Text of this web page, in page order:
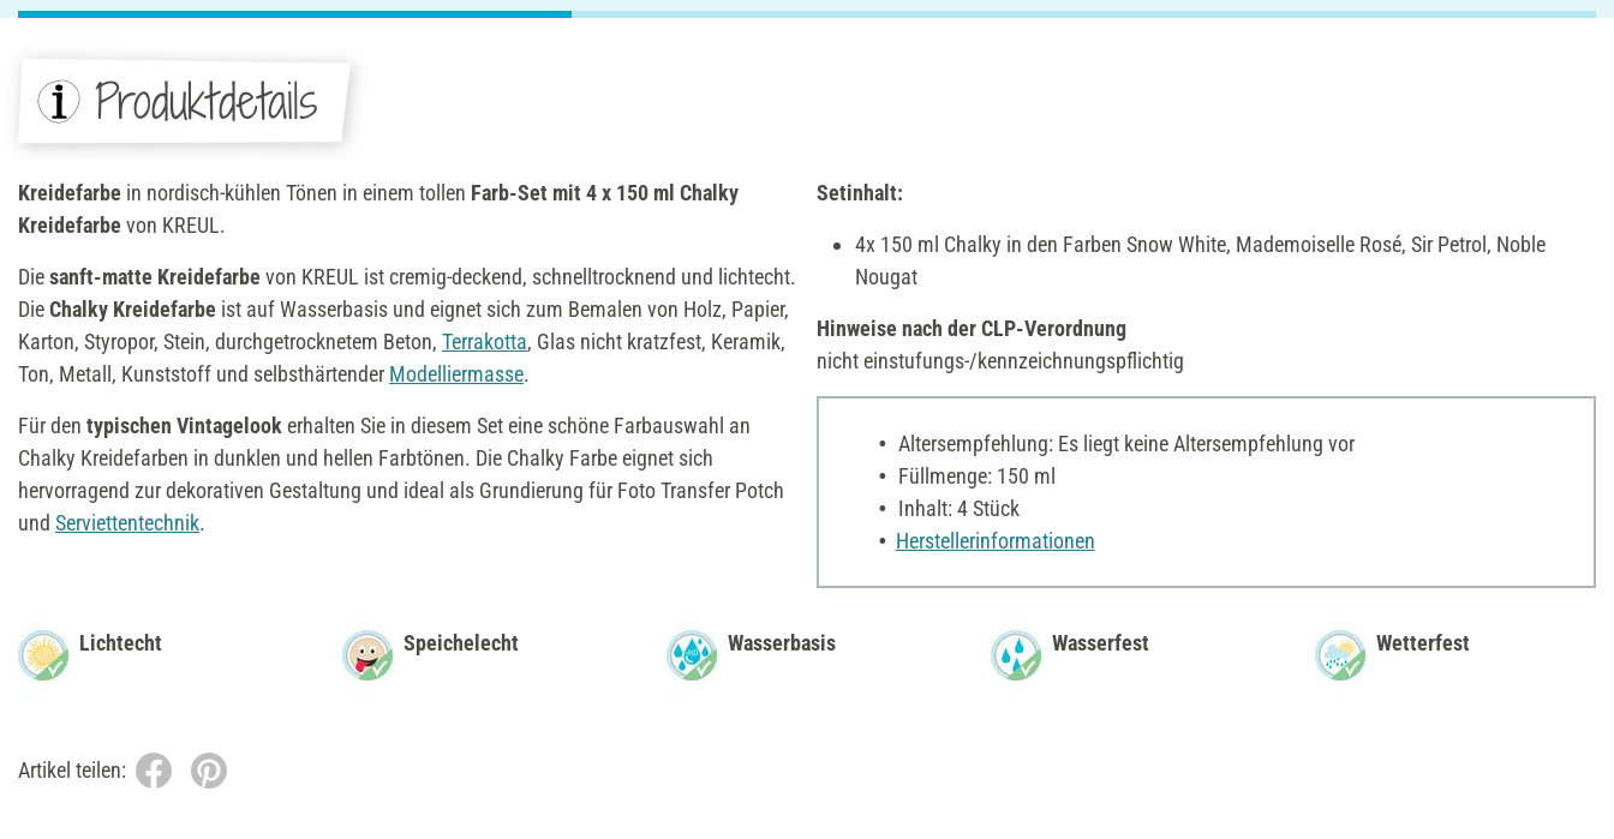
Produktdetails
Kreidefarbe in nordisch-kühlen Tönen in einem tollen Farb-Set mit 4 x 150 ml Chalky
Kreidefarbe von KREUL.
Diesanft-matte Kreidefarbe von KREUL ist cremig-deckend, schnelltrocknend und lichtecht.
DieChalky Kreidefarbe ist auf Wasserbasis und eignet sich zum Bemalen von Holz, Papier,
Karton, Styropor, Stein, durchgetrocknetem Beton, Terrakotta, Glas nicht kratzfest, Keramik,
Ton, Metall, Kunststoff und selbsthärtender Modelliermasse.
Für den typischen Vintagelook erhalten Sie in diesem Set eine schöne Farbauswahl an
Chalky Kreidefarben in dunklen und hellen Farbtönen. Die Chalky Farbe eignet sich
hervorragend zur dekorativen Gestaltung und ideal als Grundierung für Foto Transfer Potch
und Serviettentechnik.
Setinhalt:
4x 150 ml Chalky in den Farben Snow White, Mademoiselle Rosé, Sir Petrol, Noble
Nougat
Hinweise nach der CLP-Verordnung
nicht einstufungs-/kennzeichnungspflichtig
Altersempfehlung: Es liegt keine Altersempfehlung vor
Füllmenge: 150 ml
Inhalt: 4 Stück
Herstellerinformationen
Lichtecht Speichelecht Wasserbasis Wasserfest Wetterfest
Artikel teilen: